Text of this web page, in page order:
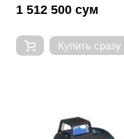
1 512 500 сум
Купить сразу